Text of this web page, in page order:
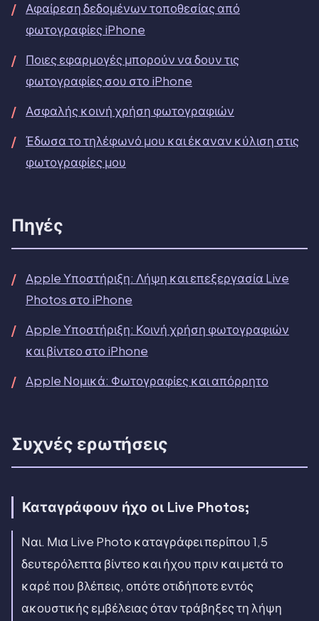
Αφαίρεση δεδομένων τοποθεσίας από
φωτογραφίες iPhone
Ποιες εφαρμογές μπορούν να δουν τις
φωτογραφίες σου στο iPhone
Ασφαλής κοινή χρήση φωτογραφιών
Έδωσα το τηλέφωνό μου και έκαναν κύλιση στις
φωτογραφίες μου
Πηγές
Apple Υποστήριξη: Λήψη και επεξεργασία Live
Photos στο iPhone
Apple Υποστήριξη: Κοινή χρήση φωτογραφιών
και βίντεο στο iPhone
Apple Νομικά: Φωτογραφίες και απόρρητο
Συχνές ερωτήσεις
Καταγράφουν ήχο οι Live Photos;
Ναι. Μια Live Photo καταγράφει περίπου 1,5
δευτερόλεπτα βίντεο και ήχου πριν και μετά το
καρέ που βλέπεις, οπότε οτιδήποτε εντός
ακουστικής εμβέλειας όταν τράβηξες τη λήψη